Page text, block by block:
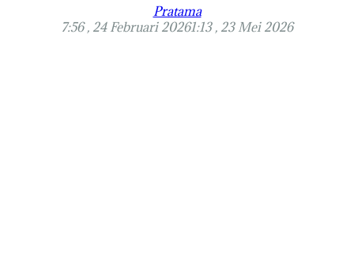
Pratama
7:56 , 24 Februari 20261:13 , 23 Mei 2026